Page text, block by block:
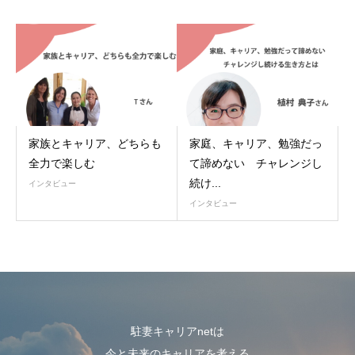
家族とキャリア、どちらも
全力で楽しむ
インタビュー
家庭、キャリア、勉強だっ
て諦めない チャレンジし
続け...
インタビュー
駐妻キャリアnetは